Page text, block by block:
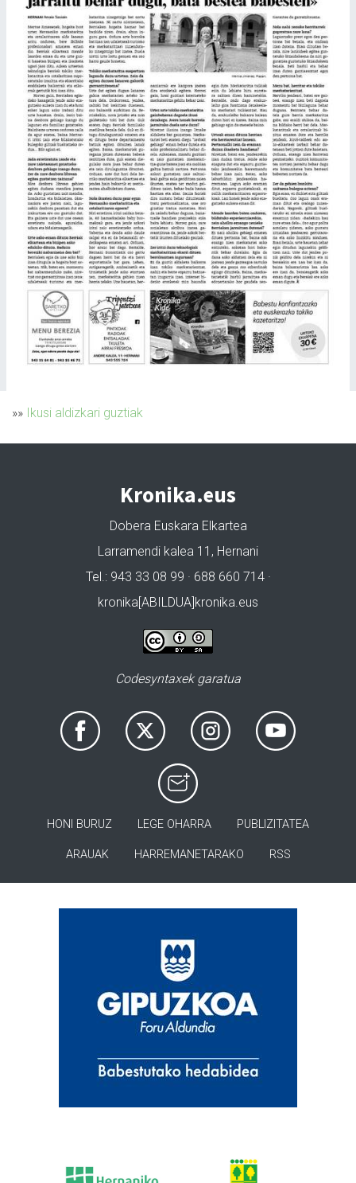
»» Ikusi aldizkari guztiak
Kronika.eus
Dobera Euskara Elkartea
Larramendi kalea 11, Hernani
Tel.: 943 33 08 99 · 688 660 714 ·
kronika[ABILDUA]kronika.eus
Codesyntaxek garatua
HONI BURUZ LEGE OHARRA PUBLIZITATEA
ARAUAK HARREMANETARAKO RSS